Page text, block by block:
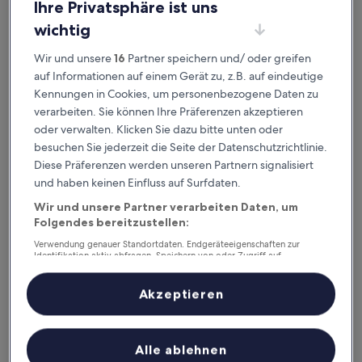
Airport
2,2 km von Station Bordet entfernt
9.4
von
10,
Außergewöhnlich,
(255
Bewertungen)
9,4/10 Außergewöhnlich (255 Bewertungen)
Der
Preis
beträgt
120 €
inkl. Steuern & Gebühren
10. Aug.–11. Aug.
NH Brussels Airport
NH Brussels Airport
NH Brussels Airport
Ihre Privatsphäre ist uns
wichtig
Wir und unsere16 Partner speichern und/ oder greifen
auf Informationen auf einem Gerät zu, z.B. auf eindeutige
Kennungen in Cookies, um personenbezogene Daten zu
verarbeiten. Sie können Ihre Präferenzen akzeptieren
oder verwalten. Klicken Sie dazu bitte unten oder
besuchen Sie jederzeit die Seite der Datenschutzrichtlinie.
Diese Präferenzen werden unseren Partnern signalisiert
und haben keinen Einfluss auf Surfdaten.
Wir und unsere Partner verarbeiten Daten, um
Folgendes bereitzustellen:
Verwendung genauer Standortdaten. Endgeräteeigenschaften zur
Identifikation aktiv abfragen. Speichern von oder Zugriff auf
Inhalte, Messung von Werbeleistung und der Performance von Inhalten,
Zielgruppenforschung sowie Entwicklung und Verbesserung von
Liste der Partner (Lieferanten)
Alle ablehnen
Akzeptieren